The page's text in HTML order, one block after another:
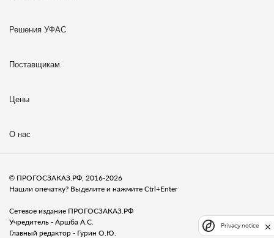
Решения УФАС
Поставщикам
Цены
О нас
© ПРОГОСЗАКАЗ.РФ, 2016-2026
Нашли опечатку? Выделите и нажмите Ctrl+Enter
Сетевое издание ПРОГОСЗАКАЗ.РФ
Учредитель - Аршба А.С.
Главный редактор - Гурин О.Ю.
Privacy notice